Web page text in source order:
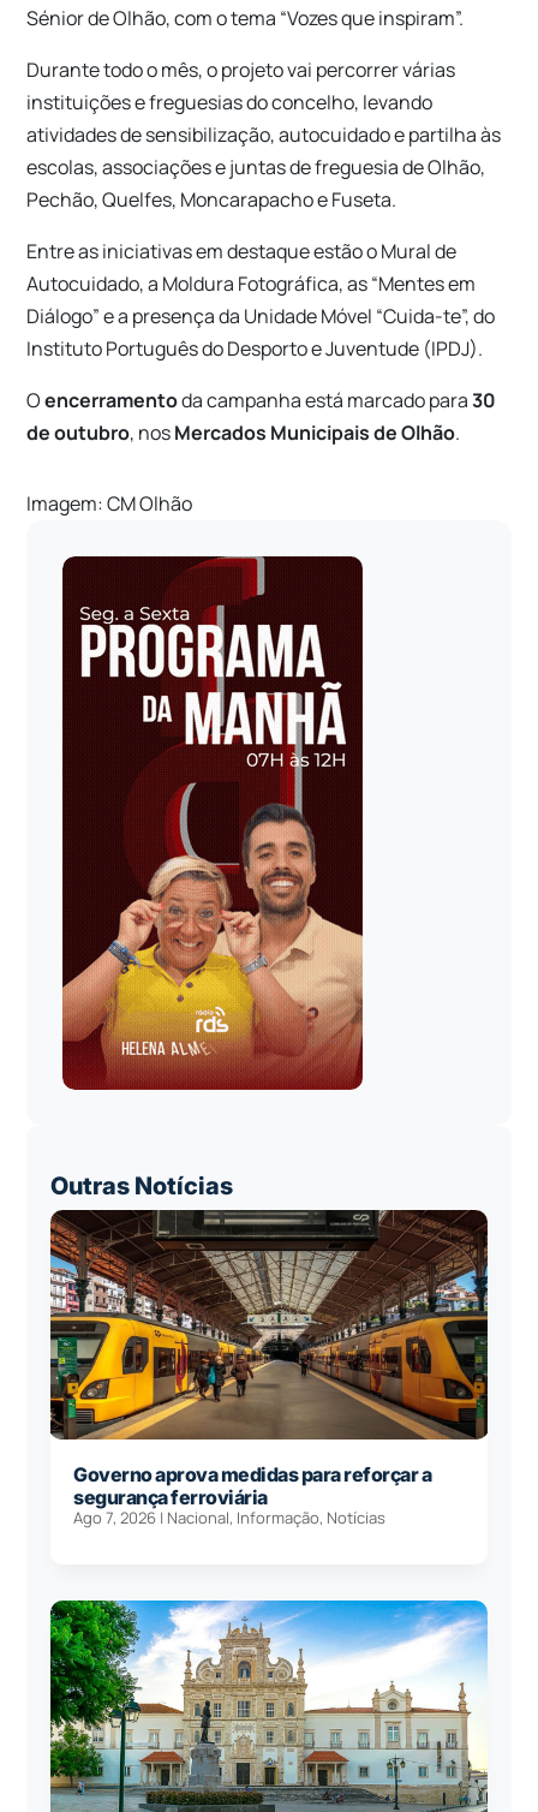
Sénior de Olhão, com o tema “Vozes que inspiram”.
Durante todo o mês, o projeto vai percorrer várias
instituições e freguesias do concelho, levando
atividades de sensibilização, autocuidado e partilha às
escolas, associações e juntas de freguesia de Olhão,
Pechão, Quelfes, Moncarapacho e Fuseta.
Entre as iniciativas em destaque estão o Mural de
Autocuidado, a Moldura Fotográfica, as “Mentes em
Diálogo” e a presença da Unidade Móvel “Cuida-te”, do
Instituto Português do Desporto e Juventude (IPDJ).
Oencerramentoda campanha está marcado para30
de outubro, nosMercados Municipais de Olhão.
Imagem: CM Olhão
Outras Notícias
Governo aprova medidas para reforçar a
segurança ferroviária
Ago 7, 2026 | Nacional, Informação, Notícias